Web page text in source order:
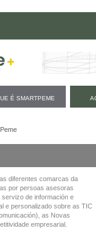
É SMARTPEME
diferentes comarcas da
por persoas asesoras
de información e
e personalizado sobre as TIC
as Novas
empresarial.